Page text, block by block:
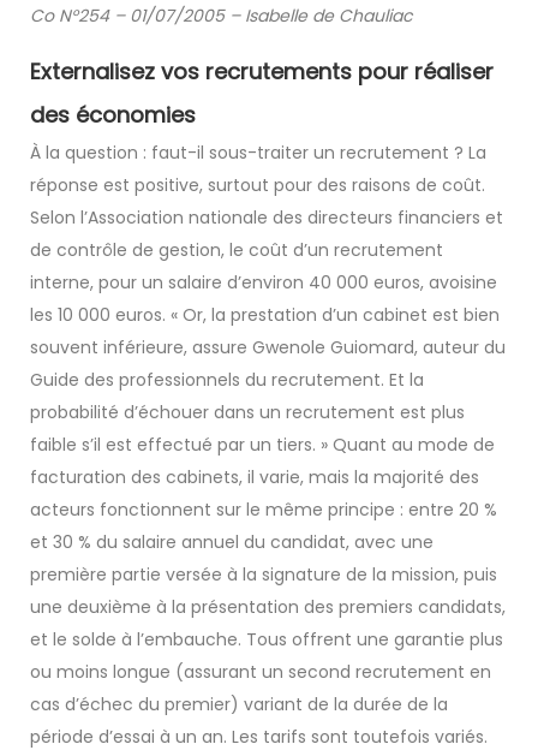
Co N°254 – 01/07/2005 – Isabelle de Chauliac
Externalisez vos recrutements pour réaliser
des économies
À la question : faut-il sous-traiter un recrutement ? La
réponse est positive, surtout pour des raisons de coût.
Selon l’Association nationale des directeurs financiers et
de contrôle de gestion, le coût d’un recrutement
interne, pour un salaire d’environ 40 000 euros, avoisine
les 10 000 euros. « Or, la prestation d’un cabinet est bien
souvent inférieure, assure Gwenole Guiomard, auteur du
Guide des professionnels du recrutement. Et la
probabilité d’échouer dans un recrutement est plus
faible s’il est effectué par un tiers. » Quant au mode de
facturation des cabinets, il varie, mais la majorité des
acteurs fonctionnent sur le même principe : entre 20 %
et 30 % du salaire annuel du candidat, avec une
première partie versée à la signature de la mission, puis
une deuxième à la présentation des premiers candidats,
et le solde à l’embauche. Tous offrent une garantie plus
ou moins longue (assurant un second recrutement en
cas d’échec du premier) variant de la durée de la
période d’essai à un an. Les tarifs sont toutefois variés.